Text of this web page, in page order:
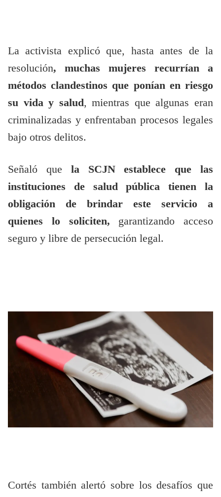
La activista explicó que, hasta antes de la
resolución, muchas mujeres recurrían a
métodos clandestinos que ponían en riesgo
su vida y salud, mientras que algunas eran
criminalizadas y enfrentaban procesos legales
bajo otros delitos.
Señaló que la SCJN establece que las
instituciones de salud pública tienen la
obligación de brindar este servicio a
quienes lo soliciten, garantizando acceso
seguro y libre de persecución legal.
Cortés también alertó sobre los desafíos que